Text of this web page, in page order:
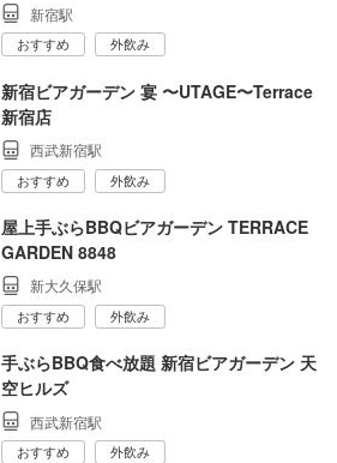
新宿駅
おすすめ 外飲み
新宿ビアガーデン 宴 〜UTAGE〜Terrace
新宿店
西武新宿駅
おすすめ 外飲み
屋上手ぶらBBQビアガーデン TERRACE
GARDEN 8848
新大久保駅
おすすめ 外飲み
手ぶらBBQ食べ放題 新宿ビアガーデン 天
空ヒルズ
西武新宿駅
おすすめ 外飲み